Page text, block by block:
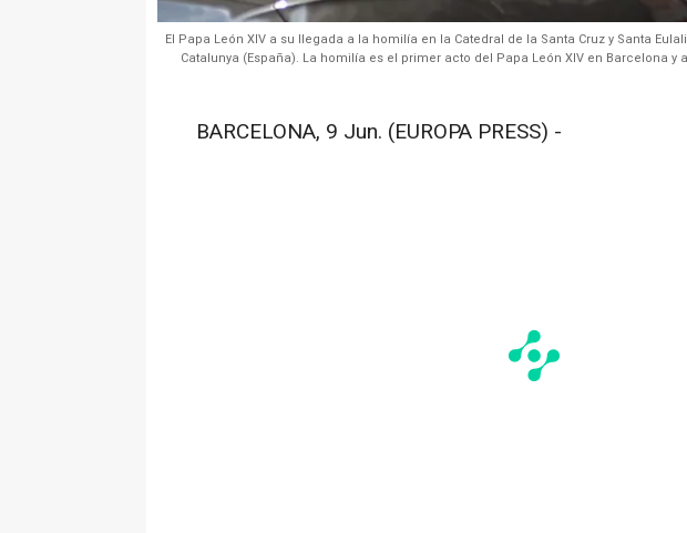
El Papa León XIV a su llegada a la homilía en la Catedral de la Santa Cruz y Santa
Catalunya (España). La homilía es el primer acto del Papa León XIV en Barcelona
BARCELONA, 9 Jun. (EUROPA PRESS) -